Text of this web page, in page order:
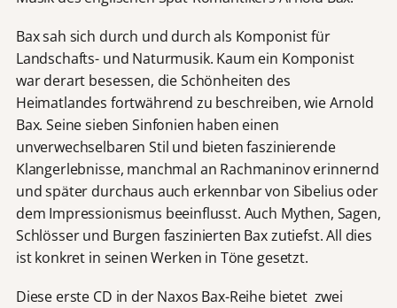
Bax sah sich durch und durch als Komponist für
Landschafts- und Naturmusik. Kaum ein Komponist
war derart besessen, die Schönheiten des
Heimatlandes fortwährend zu beschreiben, wie Arnold
Bax. Seine sieben Sinfonien haben einen
unverwechselbaren Stil und bieten faszinierende
Klangerlebnisse, manchmal an Rachmaninov erinnernd
und später durchaus auch erkennbar von Sibelius oder
dem Impressionismus beeinflusst. Auch Mythen, Sagen,
Schlösser und Burgen faszinierten Bax zutiefst. All dies
ist konkret in seinen Werken in Töne gesetzt.
Diese erste CD in der Naxos Bax-Reihe bietet zwei